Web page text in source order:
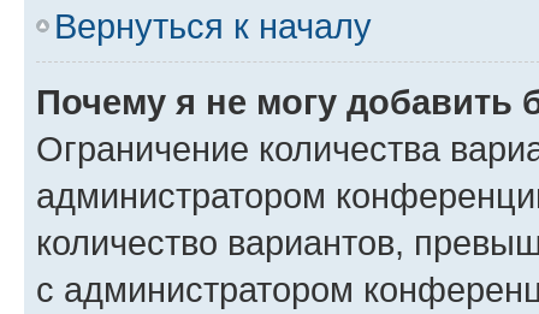
Вернуться к началу
Почему я не могу добавить
Ограничение количества
администратором
количество вариантов,
с администратором